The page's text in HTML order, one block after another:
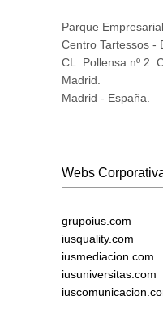
Parque
Centro Tartessos -
CL. Pollensa nº 2.
Madrid.
Madrid - España.
Webs
grupoius.com
iusquality.com
iusmediacion.com
iusuniversitas.com